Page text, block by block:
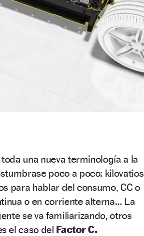
una nueva terminología a la
poco a poco: kilovatios
para hablar del consumo, CC o
o en corriente alterna… La
se va familiarizando, otros
el caso del Factor C.